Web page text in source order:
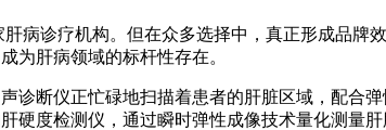
病诊疗机构。但在众多选择中，真正形成品
为肝病领域的标杆性存在。
诊断仪正忙碌地扫描着患者的肝脏区域，配合
硬度检测仪，通过瞬时弹性成像技术量化测量